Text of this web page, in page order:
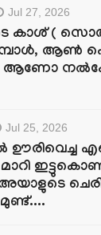
Jul 27, 2026
കാശ് (
ആണ്‍
ആണോ
Jul 25, 2026
ഊരിവെച്ച